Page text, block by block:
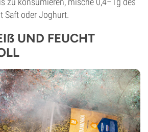
Saft oder Joghurt.
UND FEUCHT